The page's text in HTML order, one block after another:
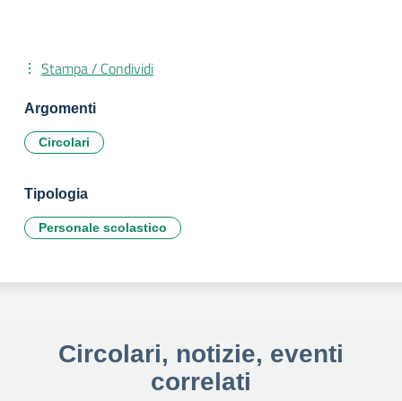
Stampa / Condividi
Argomenti
Circolari
Tipologia
Personale scolastico
Circolari, notizie, eventi
correlati